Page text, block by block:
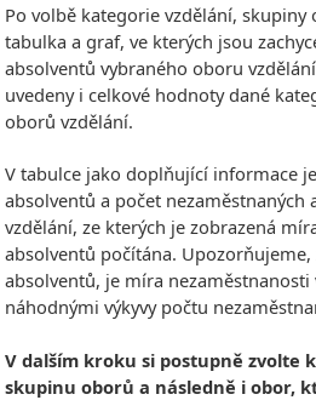
Po volbě kategorie vzdělání,
tabulka a graf, ve kterých jsou
absolventů vybraného oboru
uvedeny i celkové hodnoty dané
oborů vzdělání.
V tabulce jako doplňující informace
absolventů a počet nezaměstnaných
vzdělání, ze kterých je zobrazená
absolventů počítána.
absolventů, je míra nezaměstnanosti
náhodnými výkyvy počtu
V dalším kroku si postupně zvolte
skupinu oborů a následně i obor,